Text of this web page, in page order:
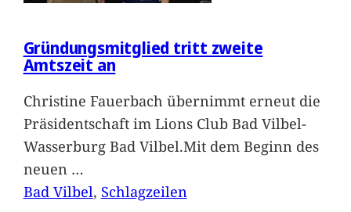
Gründungsmitglied tritt zweite
Amtszeit an
Christine Fauerbach übernimmt erneut die
Präsidentschaft im Lions Club Bad Vilbel-
Wasserburg Bad Vilbel.Mit dem Beginn des
neuen …
Bad Vilbel, Schlagzeilen